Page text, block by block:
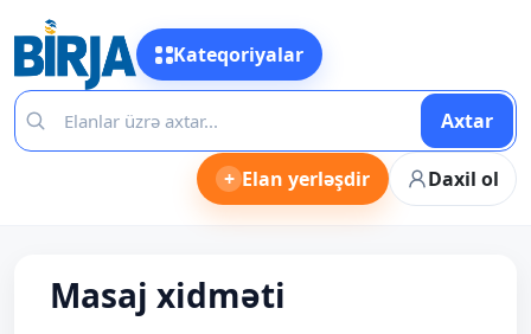
Kateqoriyalar
Axtar
+ Elan yerləşdir Daxil ol
Masaj xidməti